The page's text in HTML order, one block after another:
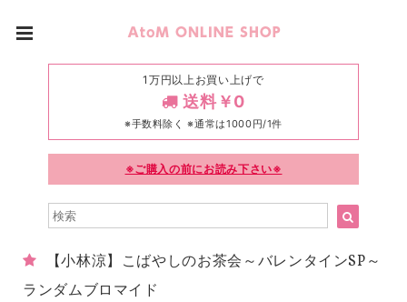
1万円以上お買い上げで
送料￥0
※手数料除く ※通常は1000円/1件
※ご購入の前にお読み下さい※
【小林涼】こばやしのお茶会～バレンタインSP～
ランダムブロマイド